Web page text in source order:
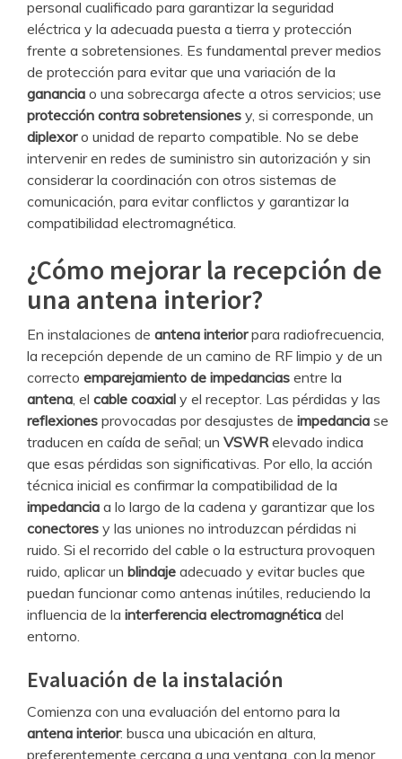
personal cualificado para garantizar la seguridad
eléctrica y la adecuada puesta a tierra y protección
frente a sobretensiones. Es fundamental prever medios
de protección para evitar que una variación de la
ganancia o una sobrecarga afecte a otros servicios; use
protección contra sobretensiones y, si corresponde, un
diplexoro unidad de reparto compatible. No se debe
intervenir en redes de suministro sin autorización y sin
considerar la coordinación con otros sistemas de
comunicación, para evitar conflictos y garantizar la
compatibilidad electromagnética.
¿Cómo mejorar la recepción de
una antena interior?
En instalaciones de antena interiorpara radiofrecuencia,
la recepción depende de un camino de RF limpio y de un
correcto emparejamiento de impedancias entre la
antena, el cable coaxial y el receptor. Las pérdidas y las
reflexiones provocadas por desajustes de impedancia se
traducen en caída de señal; un VSWRelevado indica
que esas pérdidas son significativas. Por ello, la acción
técnica inicial es confirmar la compatibilidad de la
impedancia a lo largo de la cadena y garantizar que los
conectores y las uniones no introduzcan pérdidas ni
ruido. Si el recorrido del cable o la estructura provoquen
ruido, aplicar un blindaje adecuado y evitar bucles que
puedan funcionar como antenas inútiles, reduciendo la
influencia de la interferencia electromagnética del
entorno.
Evaluación de la instalación
Comienza con una evaluación del entorno para la
antena interior: busca una ubicación en altura,
preferentemente cercana a una ventana, con la menor